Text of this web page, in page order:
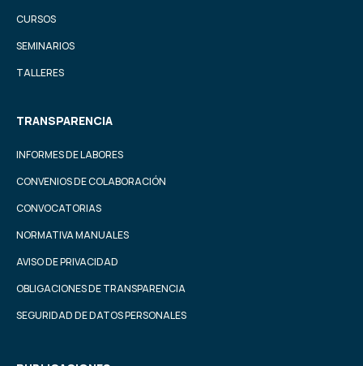
CURSOS
SEMINARIOS
TALLERES
TRANSPARENCIA
INFORMES DE LABORES
CONVENIOS DE COLABORACIÓN
CONVOCATORIAS
NORMATIVA MANUALES
AVISO DE PRIVACIDAD
OBLIGACIONES DE TRANSPARENCIA
SEGURIDAD DE DATOS PERSONALES